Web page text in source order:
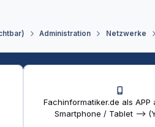
Administration Netzwerke
Fachinformatiker.de als APP
Smartphone / Tablet -->